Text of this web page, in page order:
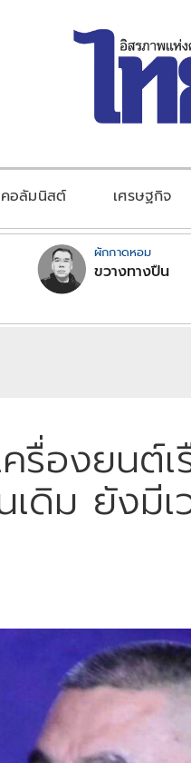
คอลัมนิสต์ เศรษฐกิจ
ผักกาดหอม
ขวางทางปืน
รื่องยนต์
เดิม ยังมีเ